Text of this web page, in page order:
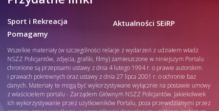
Sport i Rekreacja
Pomagamy
Aktualności SEiRP
Wszelkie materiały (w szczególności relacje z wydarzeń z udziałem władz
NSZZ Policjantów, zdjęcia, grafiki, filmy) zamieszczone w niniejszym Portalu
chronione są przepisami ustawy z dnia 4 lutego 1994 r. o prawie autorskim
i prawach pokrewnych oraz ustawy z dnia 27 lipca 2001 r. o ochronie baz
danych. Materiały te mogą być wykorzystywane wyłącznie na postawie umowy
z właścicielem portalu - Zarządem Głównym NSZZ Policjantów. Jakiekolwiek
ich wykorzystywanie przez użytkowników Portalu, poza przewidzianymi przez